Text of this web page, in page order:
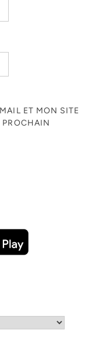
ET MON SITE